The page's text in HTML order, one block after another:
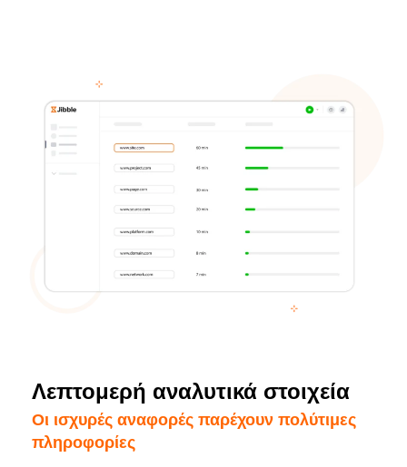
Λεπτομερή αναλυτικά στοιχεία
Οι ισχυρές αναφορές παρέχουν πολύτιμες
πληροφορίες